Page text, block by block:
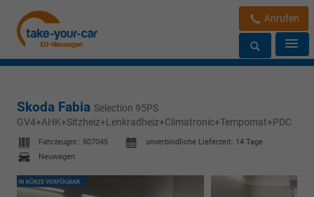
Anrufen
Skoda Fabia Selection 95PS
GV4+AHK+Sitzheiz+Lenkradheiz+Climatronic+Tempomat+PDC
Fahrzeugnr.: 507045 unverbindliche Lieferzeit: 14 Tage
Neuwagen